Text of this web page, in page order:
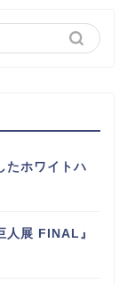
たホワイトハ
人展 FINAL』